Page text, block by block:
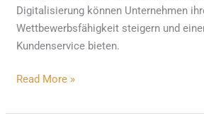
Digitalisierung können Unternehmen
Wettbewerbsfähigkeit steigern und
Kundenservice bieten.
Read More »